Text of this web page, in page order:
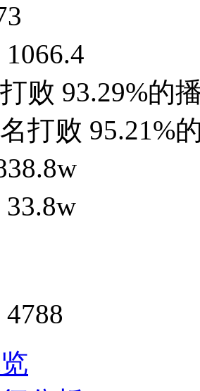
1066.4
败 93.29%的
打败 95.21%
33.8w
4788